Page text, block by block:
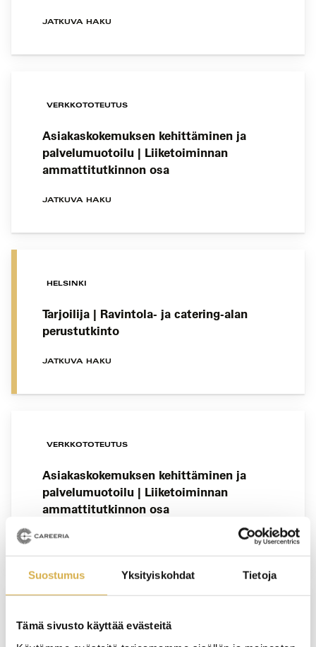
Suostumus Yksityiskohdat Tietoja
Tämä sivusto käyttää evästeitä
JATKUVA HAKU
VERKKOTOTEUTUS
Asiakaskokemuksen kehittäminen ja
palvelumuotoilu | Liiketoiminnan
ammattitutkinnon osa
JATKUVA HAKU
HELSINKI
Tarjoilija | Ravintola- ja catering-alan
perustutkinto
JATKUVA HAKU
VERKKOTOTEUTUS
Asiakaskokemuksen kehittäminen ja
palvelumuotoilu | Liiketoiminnan
ammattitutkinnon osa
JATKUVA HAKU
KERAVA